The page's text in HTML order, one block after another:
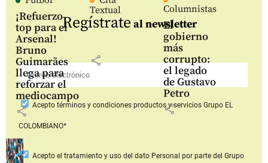
¡Refuerzo
top para el
Arsenal!
Bruno
Guimarães
llega para
reforzar el
mediocampo
share
Textual
share
Columnistas
El
gobierno
más
corrupto:
el legado
de Gustavo
Petro
share
Regístrate al newsletter
Aceptotérminos y condiciones productos y serviciosGrupo EL
COLOMBIANO*
Acepto el tratamiento y uso del dato Personal por parte del Grupo